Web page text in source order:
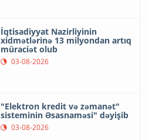
İqtisadiyyat Nazirliyinin
xidmətlərinə 13 milyondan artıq
müraciət olub
03-08-2026
"Elektron kredit və zəmanət"
sisteminin Əsasnaməsi" dəyişib
03-08-2026